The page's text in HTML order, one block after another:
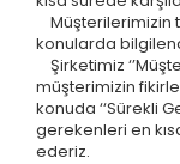
Müşterilerimizin
konularda
Şirketimiz
müşterimizin
konuda ‘‘Sürekli
gerekenleri en
ederiz.